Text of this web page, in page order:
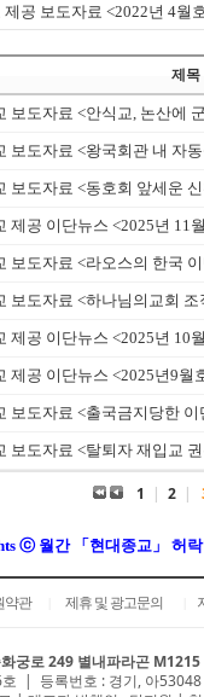
제공 보도자료 <2022년 4월
제목
보도자료 <안식교, 논산에
보도자료 <왕국회관 내 자
보도자료 <동호회 앞세운
제공 이단뉴스 <2025년 11
보도자료 <라오스의 한국
보도자료 <하나님의교회 조
제공 이단뉴스 <2025년 10
제공 이단뉴스 <2025년9월
보도자료 <출국금지당한 이
보도자료 <탈퇴자 재입교
1 | 2 |
ⓒ 월간 「현대종교」 허
약관 제휴 및 광고문의
궁로 249 별내파라곤 M1215
| 등록번호 : 경기, 아